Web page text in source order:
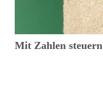
Mit Zahlen steuern